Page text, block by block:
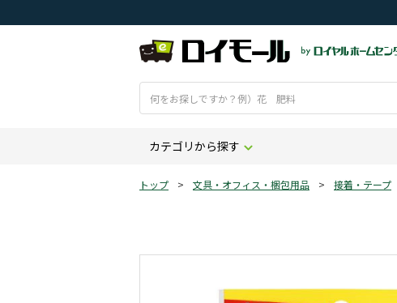
カテゴリから探す
トップ > 文具・オフィス・梱包用品 > 接着・テープ